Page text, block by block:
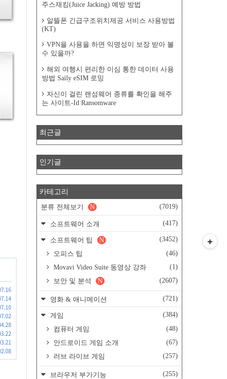
주스재킹(Juice Jacking) 예방 방법
알뜰폰 긴급구조위치제공 서비스 사용방법
(KT)
VPN을 사용을 하면 익명성이 보장 받아 볼
수 있을까?
해외 여행시 편리한 이심 통한 데이터 사용
방법 Saily eSIM 로밍
자신이 걸린 랜섬웨어 종류를 확인을 해주
는 사이트-Id Ransomware
최근글
인기글
카테고리
분류 전체보기 (7019)
N
소프트웨어 소개 (417)
소프트웨어 팁 (3452)
N
오피스 팁
(46)
Movavi Video Suite 동영상 강좌
(1)
보안 및 분석
(2607)
N
영화 & 애니메이션 (721)
게임
(384)
컴퓨터 게임
(48)
안드로이드 게임 소개
(67)
러브 라이브 게임
(257)
브라우저 부가기능
(255)